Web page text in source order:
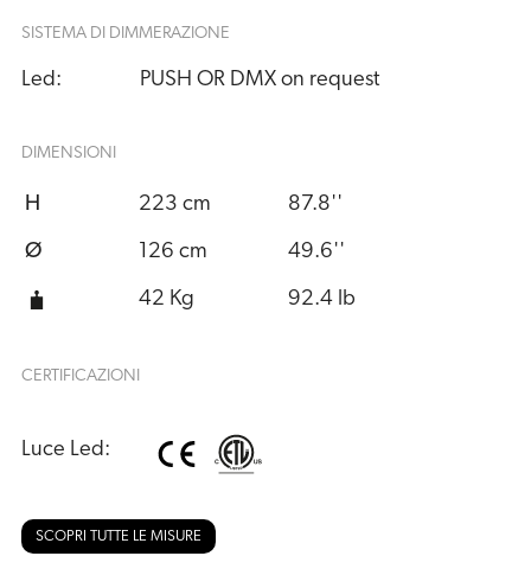
SISTEMA DI DIMMERAZIONE
Led: PUSH OR DMX on request
DIMENSIONI
H 223 cm 87.8''
Ø 126 cm 49.6''
42 Kg 92.4 lb
CERTIFICAZIONI
Luce Led:
SCOPRI TUTTE LE MISURE